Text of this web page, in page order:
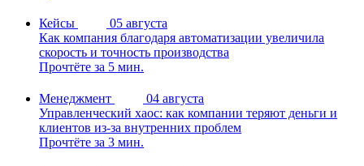
Кейсы
05 августа
Как компания благодаря автоматизации увеличила
скорость и точность производства
Прочтёте за 5 мин.
Менеджмент
04 августа
Управленческий хаос: как компании теряют деньги и
клиентов из-за внутренних проблем
Прочтёте за 3 мин.